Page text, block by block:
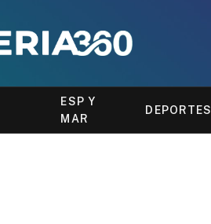
ESP Y
MAR
DEPORTES